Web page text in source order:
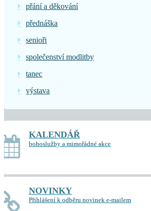
přání a děkování
přednáška
senioři
společenství modlitby
tanec
výstava
KALENDÁŘ
bohoslužby a mimořádné akce
NOVINKY
Přihlášení k odběru novinek e-mailem